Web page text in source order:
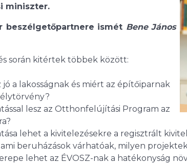
miniszter.
beszélgetőpartnere ismét Bene János
során kitértek többek között:
jó a lakosságnak és miért az építőiparnak
lesz az Otthonfelújítási Program az
lehet a kivitelezésekre a regisztrált
beruházások várhatóak, milyen
lehet az ÉVOSZ-nak a hatékonyság